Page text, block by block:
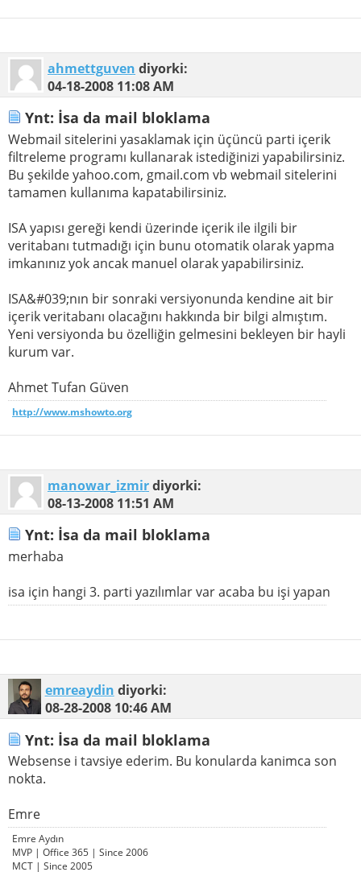
ahmettguven diyorki:
04-18-2008 11:08 AM
Ynt: İsa da mail bloklama
Webmail sitelerini yasaklamak için üçüncü parti içerik
filtreleme programı kullanarak istediğinizi yapabilirsiniz.
Bu şekilde yahoo.com, gmail.com vb webmail sitelerini
tamamen kullanıma kapatabilirsiniz.
ISA yapısı gereği kendi üzerinde içerik ile ilgili bir
veritabanı tutmadığı için bunu otomatik olarak yapma
imkanınız yok ancak manuel olarak yapabilirsiniz.
ISA&#039;nın bir sonraki versiyonunda kendine ait bir
içerik veritabanı olacağını hakkında bir bilgi almıştım.
Yeni versiyonda bu özelliğin gelmesini bekleyen bir hayli
kurum var.
Ahmet Tufan Güven
http://www.mshowto.org
manowar_izmirdiyorki:
08-13-2008 11:51 AM
Ynt: İsa da mail bloklama
merhaba
isa için hangi 3. parti yazılımlar var acaba bu işi yapan
emreaydin diyorki:
08-28-2008 10:46 AM
Ynt: İsa da mail bloklama
Websense i tavsiye ederim. Bu konularda kanimca son
nokta.
Emre
Emre Aydın
MVP | Office 365 | Since 2006
MCT | Since 2005